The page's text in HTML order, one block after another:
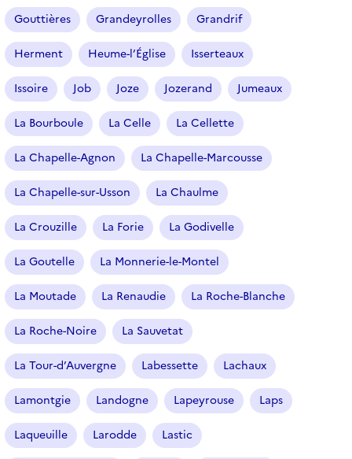
Gouttières Grandeyrolles Grandrif
Herment Heume-l’Église Isserteaux
Issoire Job Joze Jozerand Jumeaux
La Bourboule La Celle La Cellette
La Chapelle-Agnon La Chapelle-Marcousse
La Chapelle-sur-Usson La Chaulme
La Crouzille La Forie La Godivelle
La Goutelle La Monnerie-le-Montel
La Moutade La Renaudie La Roche-Blanche
La Roche-Noire La Sauvetat
La Tour-d’Auvergne Labessette Lachaux
Lamontgie Landogne Lapeyrouse Laps
Laqueuille Larodde Lastic